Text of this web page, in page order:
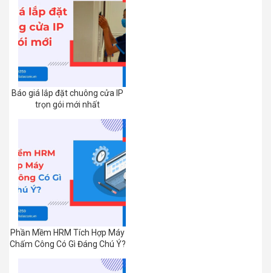
Báo giá lắp đặt chuông cửa IP
trọn gói mới nhất
Phần Mềm HRM Tích Hợp Máy
Chấm Công Có Gì Đáng Chú Ý?